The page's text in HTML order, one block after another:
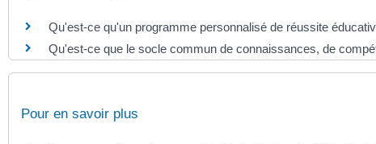
Qu'est-ce qu'un programme personnalisé de réussite
Qu'est-ce que le socle commun de connaissances, de
Pour en savoir plus